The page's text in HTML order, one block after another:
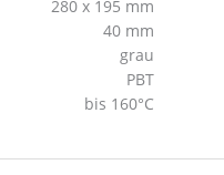
280 x 195 mm
40 mm
grau
PBT
bis 160°C